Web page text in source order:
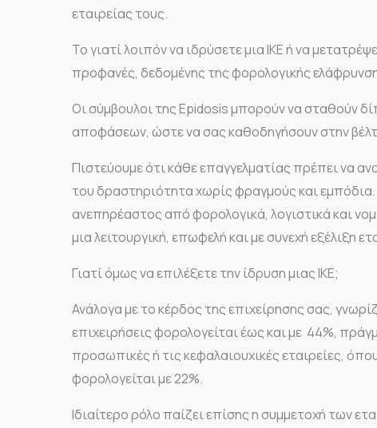
εταιρείας τους.
Το γιατί λοιπόν να ιδρύσετε μια ΙΚΕ ή να
προφανές, δεδομένης της φορολογικής
Οι σύμβουλοι της Epidosis μπορούν να σταθούν
αποφάσεων, ώστε να σας καθοδηγήσουν στην
Πιστεύουμε ότι κάθε επαγγελματίας πρέπει να
του δραστηριότητα χωρίς φραγμούς και εμπόδια.
ανεπηρέαστος από φορολογικά, λογιστικά και
μια λειτουργική, επωφελή και με συνεχή εξέλιξη
Γιατί όμως να επιλέξετε την ίδρυση μιας ΙΚΕ;
Ανάλογα με το κέρδος της επιχείρησης σας,
επιχειρήσεις φορολογείται έως και με 44%,
προσωπικές ή τις κεφαλαιουχικές εταιρείες,
φορολογείται με 22%.
Ιδιαίτερο ρόλο παίζει επίσης η συμμετοχή των